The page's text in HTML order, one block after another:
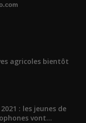
agricoles bientôt
: les jeunes de
vont...